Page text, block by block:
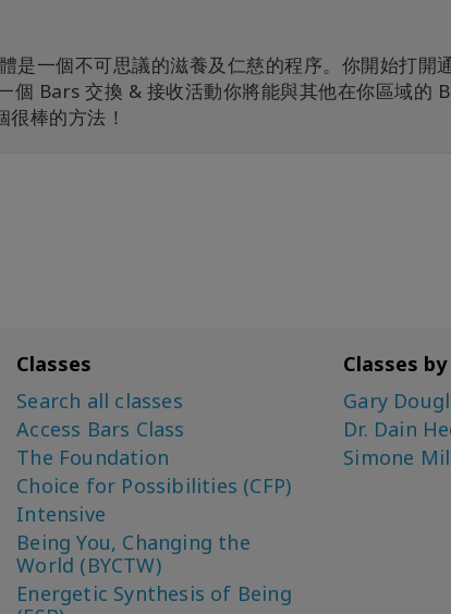
一個不可思議的滋養及仁慈的程序。你開始打開
個 Bars 交換 & 接收活動你將能與其他在你區域的
棒的方法！
Classes
Search all classes
Access Bars Class
The Foundation
Choice for Possibilities (CFP)
Intensive
Being You, Changing the
World (BYCTW)
Energetic Synthesis of Being
Classes by
Gary
Dr. Dain
Simone